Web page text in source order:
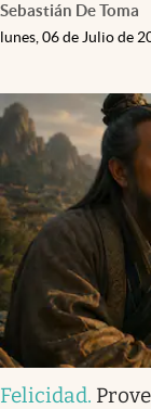
Sebastián De Toma
lunes, 06 de Julio de
Felicidad.